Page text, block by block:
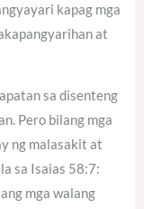
kapag mga
at
sa disenteng
Pero bilang mga
ng malasakit at
sa Isaias 58:7:
mga walang